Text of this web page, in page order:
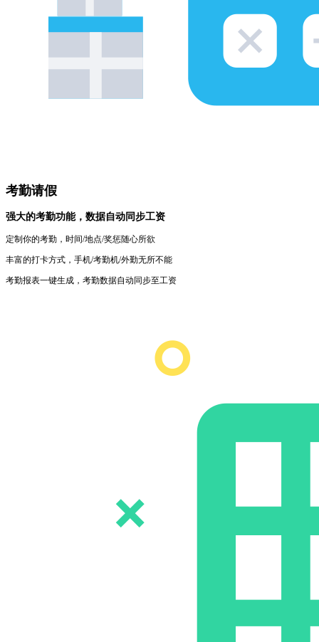
考勤请假
强大的考勤功能，数据自动同步工资
定制你的考勤，时间/地点/奖惩随心所欲
丰富的打卡方式，手机/考勤机/外勤无所不能
考勤报表一键生成，考勤数据自动同步至工资